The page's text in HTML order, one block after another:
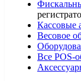
Кассовые
Весовое
Все POS-